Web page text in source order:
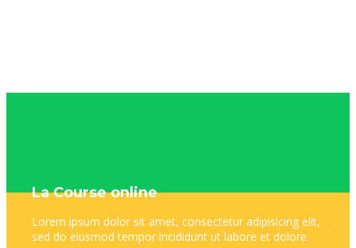
La Course online
Lorem ipsum dolor sit amet, consectetur adipisicing elit,
sed do eiusmod tempor incididunt ut labore et dolore